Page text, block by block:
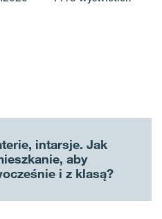
intarsje. Jak
aby
i z klasą?